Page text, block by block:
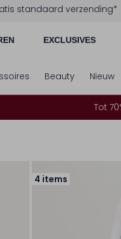
standaard verzending*
EXCLUSIVES
Beauty Nieuw
Tot
4 items